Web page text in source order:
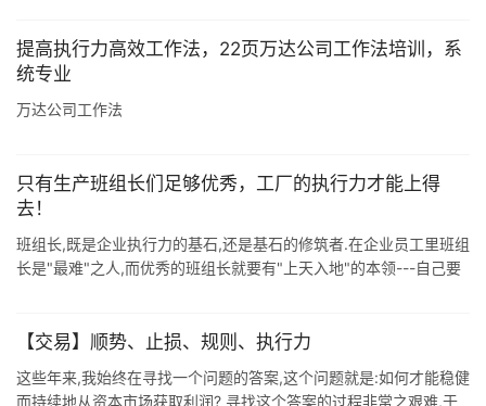
提高执行力高效工作法，22页万达公司工作法培训，系
统专业
万达公司工作法
只有生产班组长们足够优秀，工厂的执行力才能上得
去！
班组长,既是企业执行力的基石,还是基石的修筑者.在企业员工里班组
长是"最难"之人,而优秀的班组长就要有"上天入地"的本领---自己要
【交易】顺势、止损、规则、执行力
这些年来,我始终在寻找一个问题的答案,这个问题就是:如何才能稳健
而持续地从资本市场获取利润? 寻找这个答案的过程非常之艰难,于